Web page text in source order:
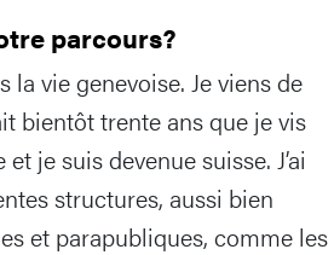
parcours?
la vie genevoise. Je viens de
bientôt trente ans que je vis
je suis devenue suisse. J’ai
structures, aussi bien
et parapubliques, comme les